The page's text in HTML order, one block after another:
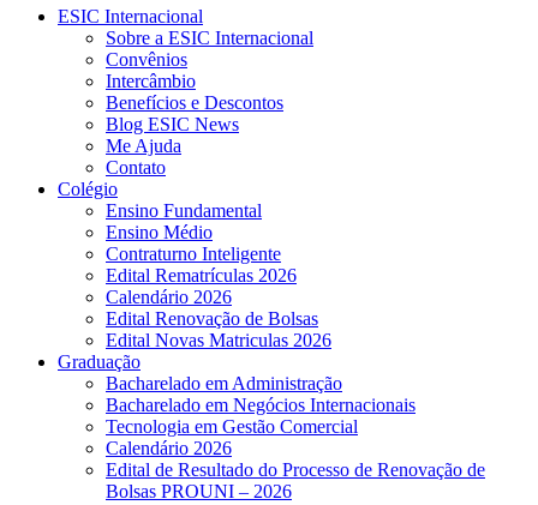
ESIC Internacional
Sobre a ESIC Internacional
Convênios
Intercâmbio
Benefícios e Descontos
Blog ESIC News
Me Ajuda
Contato
Colégio
Ensino Fundamental
Ensino Médio
Contraturno Inteligente
Edital Rematrículas 2026
Calendário 2026
Edital Renovação de Bolsas
Edital Novas Matriculas 2026
Graduação
Bacharelado em Administração
Bacharelado em Negócios Internacionais
Tecnologia em Gestão Comercial
Calendário 2026
Edital de Resultado do Processo de Renovação de
Bolsas PROUNI – 2026